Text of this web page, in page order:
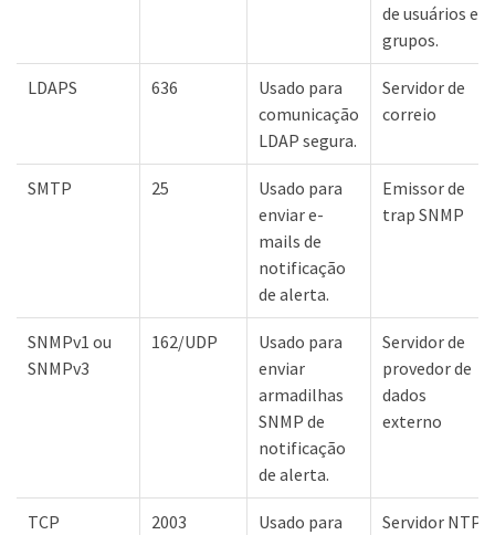
de usuários e
grupos.
LDAPS 636
Usado para
comunicação
LDAP segura.
Servidor de
correio
SMTP 25
Usado para
enviar e-
mails de
notificação
de alerta.
Emissor de
trap SNMP
SNMPv1 ou
SNMPv3
162/UDP
Usado para
enviar
armadilhas
SNMP de
notificação
de alerta.
Servidor de
provedor de
dados
externo
TCP 2003
Usado para
Servidor NTP